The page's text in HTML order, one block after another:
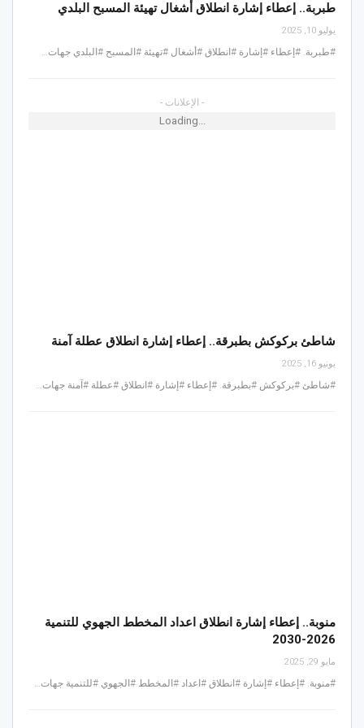
طبربة.. إعطاء إشارة انطلاق أشغال تهيئة المسبح البلدي
يوليو 10, 2025
#طبربة. #إعطاء #إشارة #انطلاق #أشغال #تهيئة #المسبح #البلدي جهات…
- الإعلانات -
Loading...
شاطئ بركوكش بطبرقة.. إعطاء إشارة انطلاق عطلة آمنة
يونيو 16, 2025
#شاطئ #بركوكش #بطبرقة. #إعطاء #إشارة #انطلاق #عطلة #آمنة جهات…
منوبة.. إعطاء إشارة انطلاق اعداد المخطط الجهوي للتنمية
2026-2030
مايو 29, 2025
#منوبة. #إعطاء #إشارة #انطلاق #اعداد #المخطط #الجهوي #للتنمية جهات…